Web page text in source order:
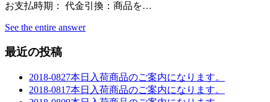
お支払時期： 代金引換：商品を…
See the entire answer
最近の投稿
2018-0827本日入荷商品のご案内になります。
2018-0817本日入荷商品のご案内になります。